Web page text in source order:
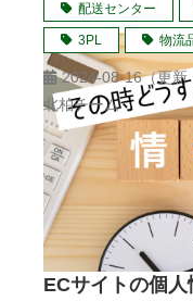
配送センター
3PL 物流
2024-08-16（更新
北柏チーム
ECサイトの個